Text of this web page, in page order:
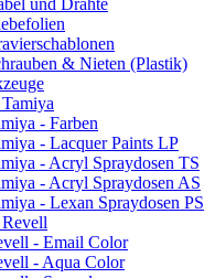
und Drähte
& Nieten (Plastik)
- Farben
- Lacquer Paints LP
- Acryl Spraydosen TS
- Acryl Spraydosen AS
- Lexan Spraydosen PS
- Email Color
- Aqua Color